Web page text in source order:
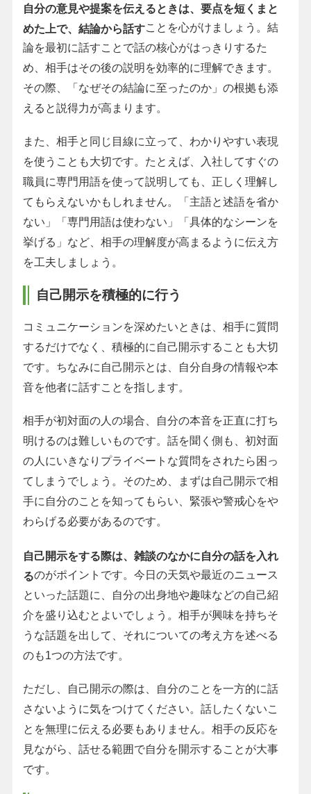
自分の意見や提案を伝えるときは、要点を短くまと
めた上で、結論から話すことを心がけましょう。結
論を最初に話すことで話の核心がはっきりするた
め、相手はその後の説明を効率的に理解できます。
その際、「なぜその結論に至ったのか」の根拠も添
えると説得力が高まります。
また、相手と同じ目線に立って、わかりやすい表現
を使うことも大切です。たとえば、入社してすぐの
職員に専門用語を使って説明しても、正しく理解し
てもらえないかもしれません。「主語と述語を省か
ない」「専門用語は使わない」「具体的なシーンを
挙げる」など、相手の理解度が高まるように伝え方
を工夫しましょう。
自己開示を積極的に行う
コミュニケーションを深めたいときは、相手に質問
するだけでなく、積極的に自己開示することも大切
です。ちなみに自己開示とは、自分自身の情報や本
音を他者に話すことを指します。
相手が初対面の人の場合、自分の本音を正直に打ち
明けるのは難しいものです。話を聞く側も、初対面
の人にいきなりプライベートな質問をされたら困っ
てしまうでしょう。そのため、まずは自己開示で相
手に自分のことを知ってもらい、緊張や警戒心をや
わらげる必要があるのです。
自己開示をする際は、雑談のなかに自分の話を入れ
るのがポイントです。今日の天気や最近のニュース
といった話題に、自分の出身地や趣味などの自己紹
介を盛り込むとよいでしょう。相手が興味を持ちそ
うな話題を出して、それについての考え方を述べる
のも1つの方法です。
ただし、自己開示の際は、自分のことを一方的に話
さないように気をつけてください。話したくないこ
とを無理に伝える必要もありません。相手の反応を
見ながら、話せる範囲で自分を開示することが大事
です。